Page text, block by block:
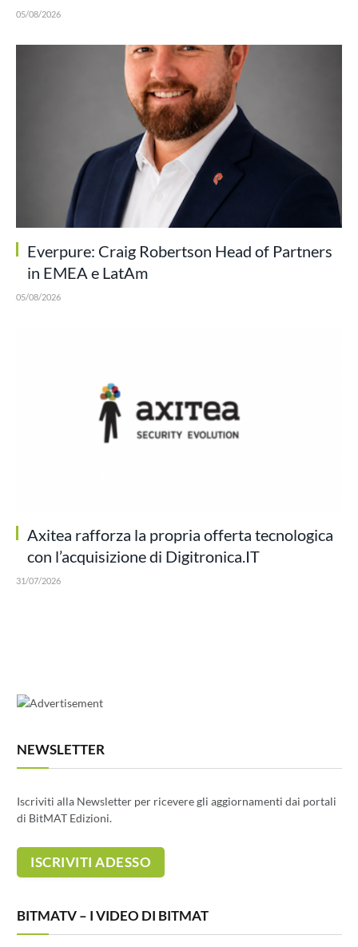
05/08/2026
Everpure: Craig Robertson Head of Partners
in EMEA e LatAm
05/08/2026
Axitea rafforza la propria offerta tecnologica
con l’acquisizione di Digitronica.IT
31/07/2026
NEWSLETTER
Iscriviti alla Newsletter per ricevere gli aggiornamenti dai portali
di BitMAT Edizioni.
BITMATV – I VIDEO DI BITMAT